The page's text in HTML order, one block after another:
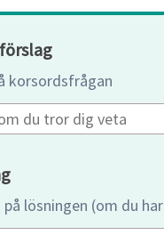
korsordsfrågan
lösningen (om du